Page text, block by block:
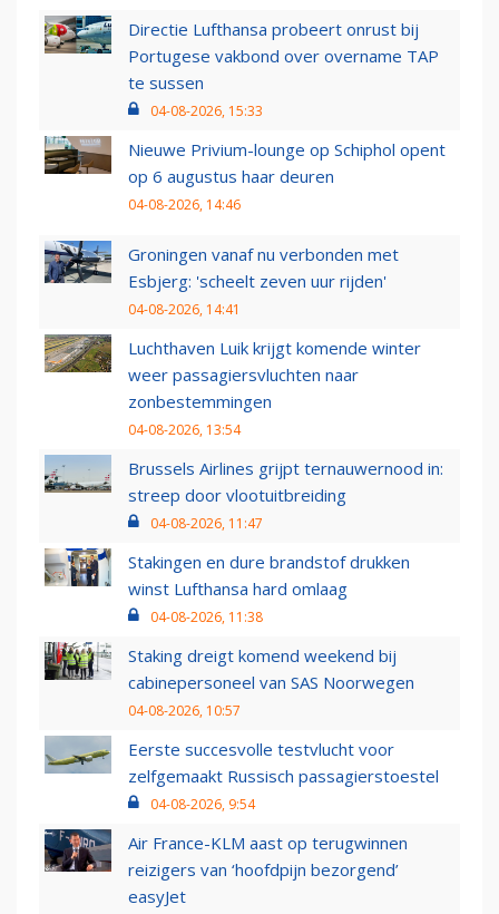
Directie Lufthansa probeert onrust bij
Portugese vakbond over overname TAP
te sussen
04-08-2026, 15:33
Nieuwe Privium-lounge op Schiphol opent
op 6 augustus haar deuren
04-08-2026, 14:46
Groningen vanaf nu verbonden met
Esbjerg: 'scheelt zeven uur rijden'
04-08-2026, 14:41
Luchthaven Luik krijgt komende winter
weer passagiersvluchten naar
zonbestemmingen
04-08-2026, 13:54
Brussels Airlines grijpt ternauwernood in:
streep door vlootuitbreiding
04-08-2026, 11:47
Stakingen en dure brandstof drukken
winst Lufthansa hard omlaag
04-08-2026, 11:38
Staking dreigt komend weekend bij
cabinepersoneel van SAS Noorwegen
04-08-2026, 10:57
Eerste succesvolle testvlucht voor
zelfgemaakt Russisch passagierstoestel
04-08-2026, 9:54
Air France-KLM aast op terugwinnen
reizigers van ‘hoofdpijn bezorgend’
easyJet